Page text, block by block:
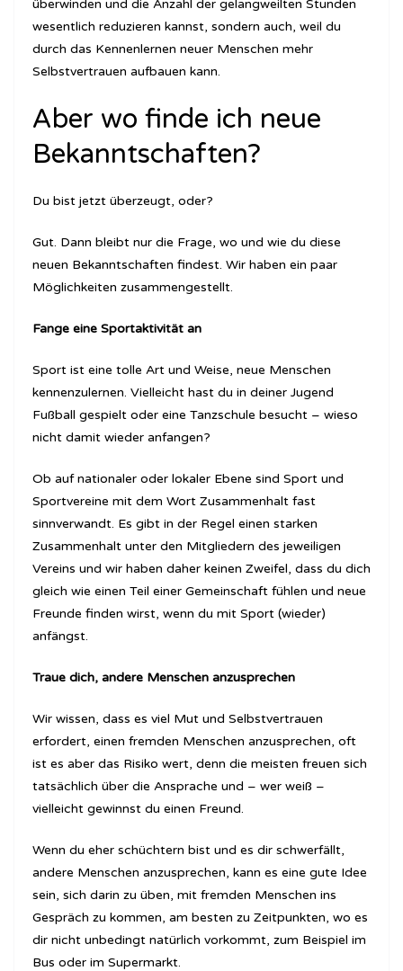
überwinden und die Anzahl der gelangweilten Stunden
wesentlich reduzieren kannst, sondern auch, weil du
durch das Kennenlernen neuer Menschen mehr
Selbstvertrauen aufbauen kann.
Aber wo finde ich neue
Bekanntschaften?
Du bist jetzt überzeugt, oder?
Gut. Dann bleibt nur die Frage, wo und wie du diese
neuen Bekanntschaften findest. Wir haben ein paar
Möglichkeiten zusammengestellt.
Fange eine Sportaktivität an
Sport ist eine tolle Art und Weise, neue Menschen
kennenzulernen. Vielleicht hast du in deiner Jugend
Fußball gespielt oder eine Tanzschule besucht – wieso
nicht damit wieder anfangen?
Ob auf nationaler oder lokaler Ebene sind Sport und
Sportvereine mit dem Wort Zusammenhalt fast
sinnverwandt. Es gibt in der Regel einen starken
Zusammenhalt unter den Mitgliedern des jeweiligen
Vereins und wir haben daher keinen Zweifel, dass du dich
gleich wie einen Teil einer Gemeinschaft fühlen und neue
Freunde finden wirst, wenn du mit Sport (wieder)
anfängst.
Traue dich, andere Menschen anzusprechen
Wir wissen, dass es viel Mut und Selbstvertrauen
erfordert, einen fremden Menschen anzusprechen, oft
ist es aber das Risiko wert, denn die meisten freuen sich
tatsächlich über die Ansprache und – wer weiß –
vielleicht gewinnst du einen Freund.
Wenn du eher schüchtern bist und es dir schwerfällt,
andere Menschen anzusprechen, kann es eine gute Idee
sein, sich darin zu üben, mit fremden Menschen ins
Gespräch zu kommen, am besten zu Zeitpunkten, wo es
dir nicht unbedingt natürlich vorkommt, zum Beispiel im
Bus oder im Supermarkt.